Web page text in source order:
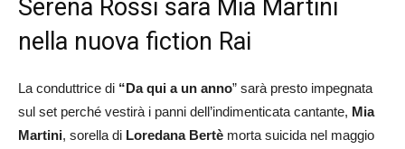
Serena Rossi sarà Mia Martini
nella nuova fiction Rai
La conduttrice di “Da qui a un anno” sarà presto impegnata
sul set perché vestirà i panni dell’indimenticata cantante, Mia
Martini, sorella di Loredana Bertè morta suicida nel maggio